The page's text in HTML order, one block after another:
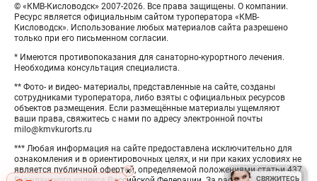
© «КМВ-Кисловодск» 2007-2026. Все права защищены. О компании.
Ресурс является официальным сайтом туроператора «КМВ-
Кисловодск». Использование любых материалов сайта разрешено
только при его письменном согласии.
* Имеются противопоказания для санаторно-курортного лечения.
Необходима консультация специалиста.
** Фото- и видео- материалы, представленные на сайте, созданы
сотрудниками туроператора, либо взяты с официальных ресурсов
объектов размещения. Если размещённые материалы ущемляют
ваши права, свяжитесь с нами по адресу электронной почты
milo@kmvkurorts.ru
*** Любая информация на сайте предоставлена исключительно для
ознакомления и в ориентировочных целях, и ни при каких условиях не
является публичной офертой, определяемой положениями статьи 437
Hide
×
СВЯЖИТЕСЬ
СВЯЖИТЕСЬ